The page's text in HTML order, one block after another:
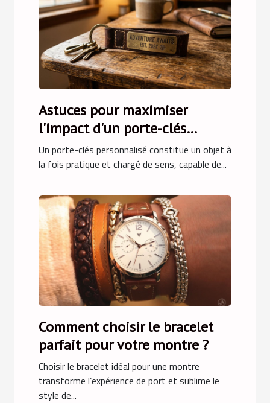
Astuces pour maximiser
l'impact d'un porte-clés
personnalisé
Un porte-clés personnalisé constitue un objet à
la fois pratique et chargé de sens, capable de...
Comment choisir le bracelet
parfait pour votre montre ?
Choisir le bracelet idéal pour une montre
transforme l’expérience de port et sublime le
style de...